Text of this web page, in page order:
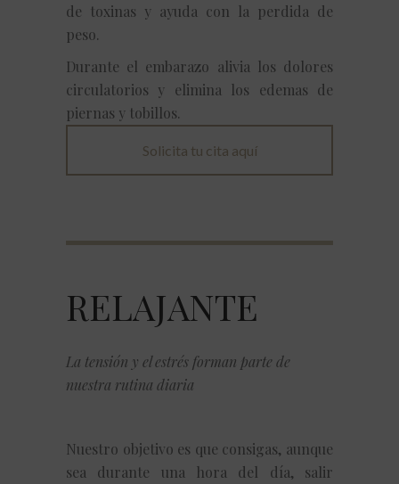
de toxinas y ayuda con la perdida de
peso.
Durante el embarazo alivia los dolores
circulatorios y elimina los edemas de
piernas y tobillos.
Solicita tu cita aquí
RELAJANTE
La tensión y el estrés forman parte de
nuestra rutina diaria
Nuestro objetivo es que consigas, aunque
sea durante una hora del día, salir